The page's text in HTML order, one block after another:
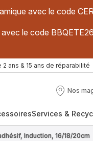
avec le code
le code BBQETE26
2 ans & 15 ans de réparabilité
Nos
Nos
Services &
Induction, 16/18/20cm